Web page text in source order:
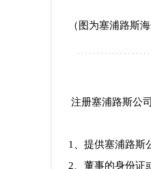
（图为塞浦路斯
注册塞浦路斯公
1、提供塞浦路斯
2、董事的身份证